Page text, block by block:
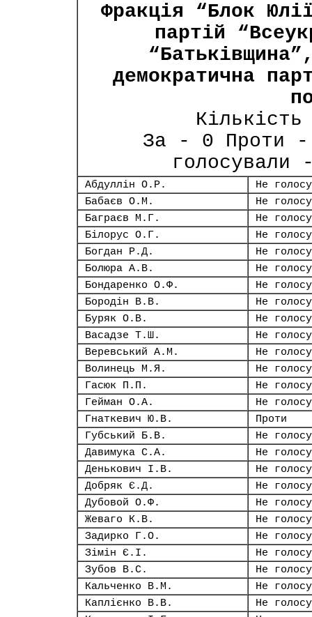
Фракція “Блок
партій
демократична
За - 0 Проти -
Абдуллін О.Р.
Не
Бабаєв О.М.
Не
Баграєв М.Г.
Не
Білорус О.Г.
Не
Богдан Р.Д.
Не
Болюра А.В.
Не
Бондаренко О.Ф.
Не
Бородін В.В.
Не
Буряк О.В.
Не
Васадзе Т.Ш.
Не
Веревський А.М.
Не
Волинець М.Я.
Не
Гасюк П.П.
Не
Гейман О.А.
Не
Гнаткевич Ю.В.
Проти
Губський Б.В.
Не
Давимука С.А.
Не
Денькович І.В.
Не
Добряк Є.Д.
Не
Дубовой О.Ф.
Не
Жеваго К.В.
Не
Задирко Г.О.
Не
Зімін Є.І.
Не
Зубов В.С.
Не
Кальченко В.М.
Не
Каплієнко В.В.
Не